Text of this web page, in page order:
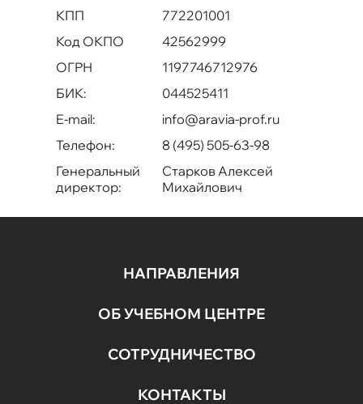
КПП
772201001
Код ОКПО
42562999
ОГРН
1197746712976
БИК:
044525411
E-mail:
info@aravia-prof.ru
Телефон:
8 (495) 505-63-98
Генеральный
директор:
Старков Алексей
Михайлович
НАПРАВЛЕНИЯ
ОБ УЧЕБНОМ ЦЕНТРЕ
СОТРУДНИЧЕСТВО
КОНТАКТЫ